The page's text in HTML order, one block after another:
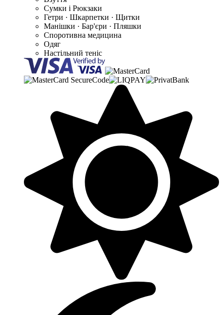
Сумки і Рюкзаки
Гетри · Шкарпетки · Щитки
Манішки · Бар'єри · Пляшки
Споротивна медицина
Одяг
Настільний теніс